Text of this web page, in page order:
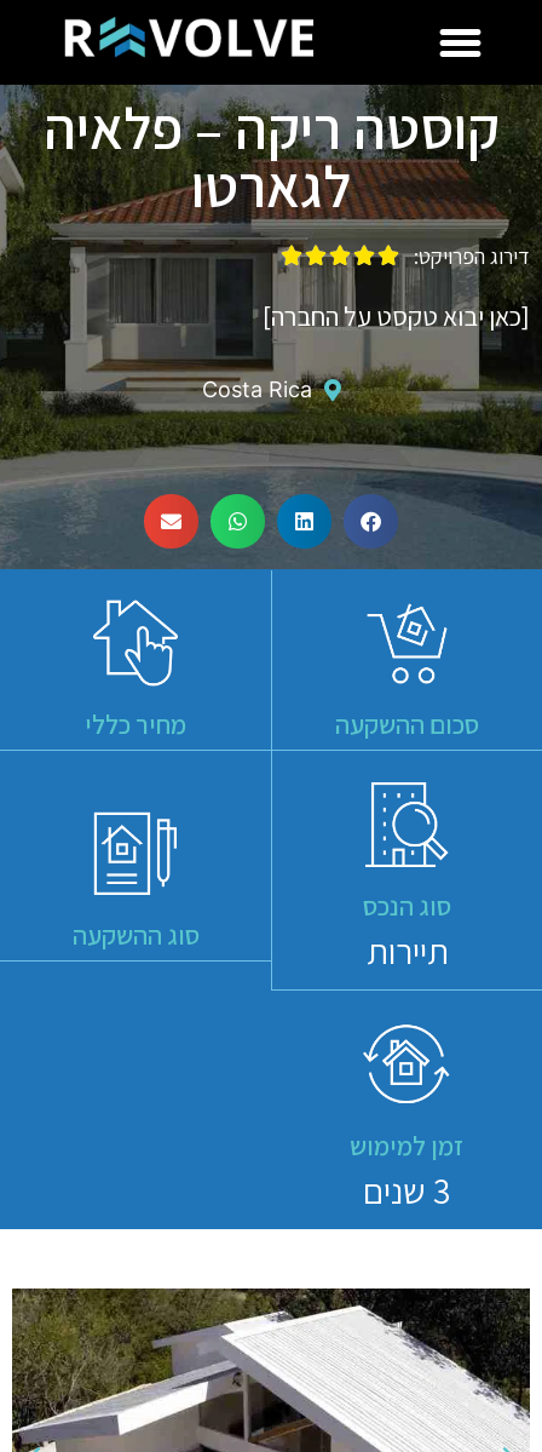
קוסטה ריקה – פלאיה
לגארטו
דירוג הפרויקט: 




[כאן יבוא טקסט על החברה]
Costa Rica
סכום ההשקעה מחיר כללי
סוג הנכס
תיירות סוג ההשקעה
זמן למימוש
3 שנים